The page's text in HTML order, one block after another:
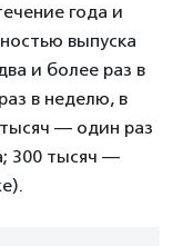
года и
выпуска
и более раз в
в неделю, в
— один раз
300 тысяч —